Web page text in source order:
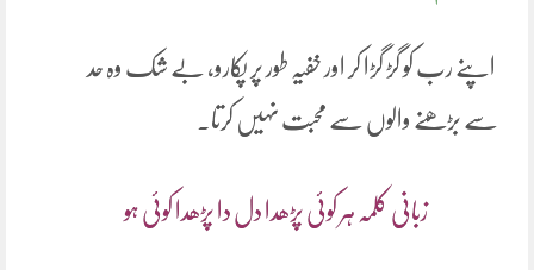
اپنے رب کو گڑ گڑا کر اور خفیہ طور پر پکارو، بے شک وہ حد
سے بڑھنے والوں سے محبت نہیں کرتا۔
زبانی کلمہ ہر کوئی پڑھدا دل دا پڑھدا کوئی ہو